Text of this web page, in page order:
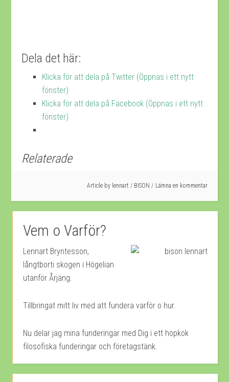
Dela det här:
Klicka för att dela på Twitter (Öppnas i ett nytt
fönster)
Klicka för att dela på Facebook (Öppnas i ett nytt
fönster)
Relaterade
Article by lennart / BISON Lämna en kommentar
Vem o Varför?
Lennart Bryntesson,
långtborti skogen i Högelian
utanför Årjäng.
Tillbringat mitt liv med att fundera varför o hur.
Nu delar jag mina funderingar med Dig i ett hopkok
filosofiska funderingar och företagstänk.